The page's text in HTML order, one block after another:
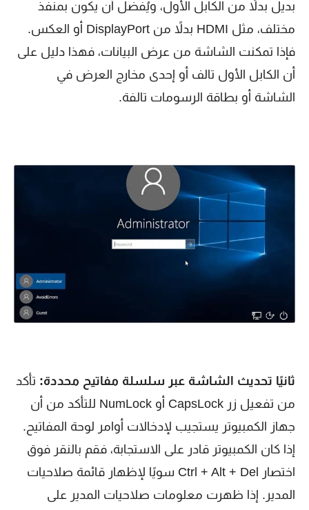
بديل بدلاً من الكابل الأول، ويُفضل أن يكون بمنفذ
مختلف، مثل HDMI بدلاً من DisplayPort أو العكس.
فإذا تمكنت الشاشة من عرض البيانات، فهذا دليل على
أن الكابل الأول تالف أو إحدى مخارج العرض في
الشاشة أو بطاقة الرسومات تالفة.
ثانيًا تحديث الشاشة عبر سلسلة مفاتيح محددة: تأكد
من تفعيل زر CapsLock أو NumLock للتأكد من أن
جهاز الكمبيوتر يستجيب لإدخالات أوامر لوحة المفاتيح.
إذا كان الكمبيوتر قادر على الاستجابة، فقم بالنقر فوق
اختصار Ctrl + Alt + Del سويًا لإظهار قائمة صلاحيات
المدير. إذا ظهرت معلومات صلاحيات المدير على